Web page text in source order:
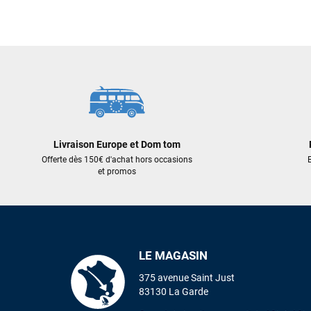
Livraison Europe et Dom tom
Offerte dès 150€ d'achat hors occasions
et promos
LE MAGASIN
375 avenue Saint Just
83130 La Garde